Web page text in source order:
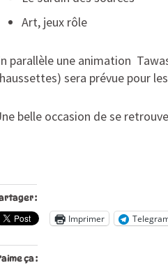
Art, jeux rôle
parallèle une animation
sera prévue pour
belle occasion de se
:
Imprimer
ça :